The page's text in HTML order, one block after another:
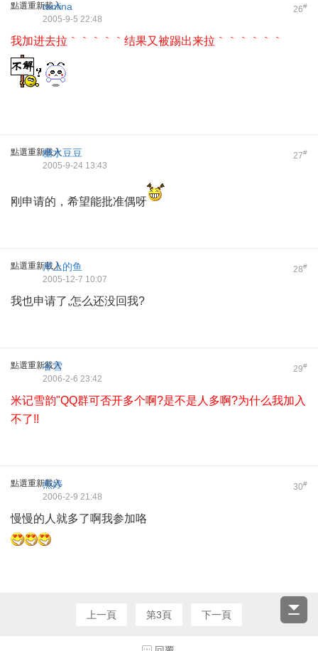
點選重新載入 26#
tanlina
2005-9-5 22:48
我加进去拉｀｀｀｀｀结果又被踢出来拉｀｀｀｀｀｀
點選重新載入 27#
糖水豆豆
2005-9-24 13:43
刚申请的，希望能批准偶呀
點選重新載入 28#
岸上的鱼
2005-12-7 10:07
我也申请了,怎么还没回我?
點選重新載入 29#
谷雪
2006-2-6 23:42
米记雪韵"QQ群可否开多个啊?是不是人多啊?为什么我加入
不了!!
點選重新載入 30#
燕婷
2006-2-9 21:48
慢慢的人就多了啊我参加咯
上一頁 第3頁 下一頁